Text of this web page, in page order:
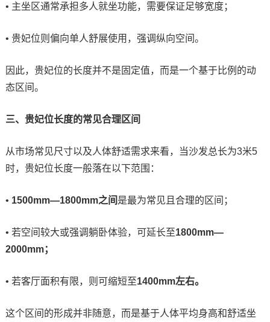
• 主坐区通常承担多人就坐功能，需要保证足够宽度；
• 贵妃位则偏向单人舒展使用，强调纵向空间。
因此，贵妃位的长度并不是固定值，而是一个基于比例的动
态区间。
三、贵妃位长度的常见合理区间
从市场常见尺寸以及人体舒适需求来看，当沙发总长为3米5
时，贵妃位长度一般落在以下范围：
• 1500mm—1800mm之间 是最为常见且合理的区间；
• 若空间较大或强调躺卧体验，可延长至1800mm—
2000mm；
• 若客厅面积有限，则可缩短至1400mm左右。
这个区间的形成并非随意，而是基于人体平均身高和舒适坐